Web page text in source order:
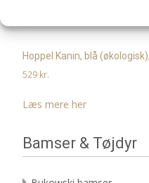
Hoppel Kanin, blå
529 kr.
Læs mere her
Bamser & Tøjdyr